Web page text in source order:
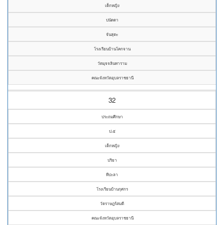
เด็กหญิง
ปนัดดา
จันสุตะ
โรงเรียนบ้านโคกจาน
วัดมุจจลินทาราม
คณะจังหวัดอุบลราชธานี
32
ประถมศึกษา
ป.๕
เด็กหญิง
ปริยา
ทีปะลา
โรงเรียนบ้านกุศกร
วัดราษฎร์สมดี
คณะจังหวัดอุบลราชธานี